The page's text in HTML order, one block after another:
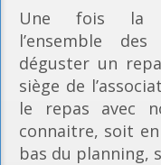
Une fois la
l’ensemble
déguster un
siège de
le repas avec
connaitre, soit
bas du planning,